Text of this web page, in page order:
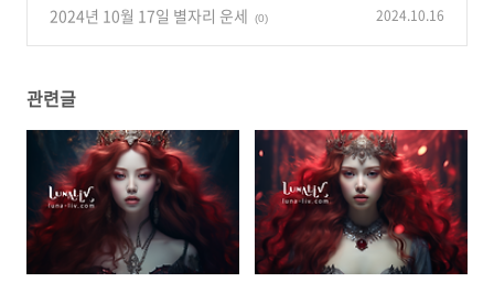
2024년 10월 17일 별자리 운세 (0) 2024.10.16
관련글